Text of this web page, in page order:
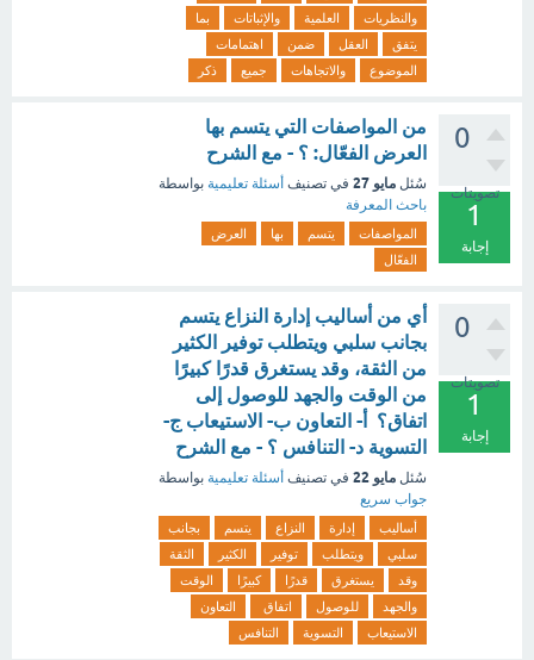
والنظريات
العلمية والإثباتات
بما
يتفق
العقل ضمن
اهتمامات
الموضوع
والاتجاهات جميع ذكر
0
تصويتات
1
إجابة
من المواصفات التي يتسم بها
العرض الفعّال: ؟ - مع الشرح
سُئل مايو 27 في تصنيف أسئلة تعليمية بواسطة
باحث المعرفة
المواصفات يتسم بها
العرض
الفعّال
0
تصويتات
1
إجابة
أي من أساليب إدارة النزاع يتسم
بجانب سلبي ويتطلب توفير الكثير
من الثقة، وقد يستغرق قدرًا كبيرًا
من الوقت والجهد للوصول إلى
اتفاق؟ أ- التعاون ب- الاستيعاب ج-
التسوية د- التنافس ؟ - مع الشرح
سُئل مايو 22 في تصنيف أسئلة تعليمية بواسطة
جواب سريع
أساليب إدارة النزاع يتسم
بجانب
سلبي
ويتطلب توفير الكثير
الثقة
وقد
يستغرق قدرًا كبيرًا
الوقت
والجهد
للوصول اتفاق
التعاون
الاستيعاب
التسوية التنافس